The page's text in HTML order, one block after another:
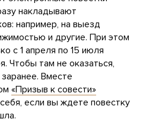
накладывают
например, на выезд
и другие. При этом
с 1 апреля по 15 июля
Чтобы там не оказаться,
Вместе
«Призыв к совести»
если вы ждете повестку